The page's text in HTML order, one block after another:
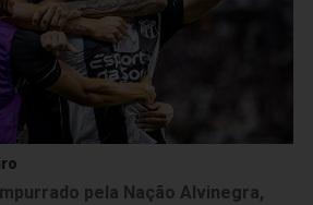
pela Nação Alvinegra,